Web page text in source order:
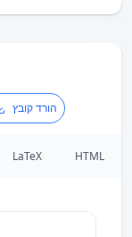
הורד קובץ
LaTeX HTML